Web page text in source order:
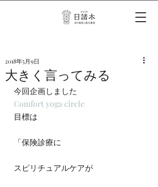
大きく言ってみる
2018年5月9日
今回企画しました
Comfort yoga circle
目標は
「保険診療に
スピリチュアルケアが